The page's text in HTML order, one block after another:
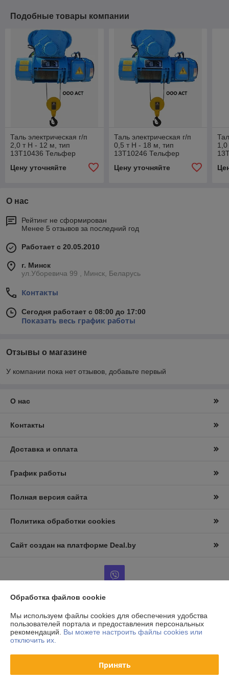
Подобные товары компании
Таль электрическая г/п
2,0 т Н - 12 м, тип
13Т10436 Тельфер
Цену уточняйте
Таль электрическая г/п
0,5 т Н - 18 м, тип
13Т10246 Тельфер
Цену уточняйте
О нас
Рейтинг не сформирован
Менее 5 отзывов за последний год
Работает с 20.05.2010
г. Минск
ул.Уборевича 99 , Минск, Беларусь
Контакты
Сегодня работает с 08:00 до 17:00
Показать весь график работы
Отзывы о магазине
У компании пока нет отзывов, добавьте первый
О нас
Контакты
Доставка и оплата
График работы
Полная версия сайта
Политика обработки cookies
Сайт создан на платформе Deal.by
Информация для покупателя
Юридическое лицо:ООО «АльтернативаСервисТорг»
РБ, г.Минск, ул. Уборевича 99
Регистрационный номер ЕГР: 193006870
Обработка файлов cookie
Мы используем файлы cookies для обеспечения удобства
пользователей портала и предоставления персональных
рекомендаций. Вы можете настроить файлы cookies или
отключить их.
Принять